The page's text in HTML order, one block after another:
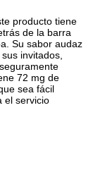
producto tiene
de la barra
Su sabor audaz
invitados,
72 mg de
sea fácil
el servicio